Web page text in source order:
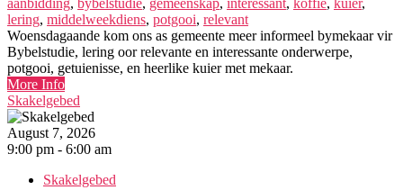
aanbidding, bybelstudie, gemeenskap, interessant, koffie, kuier,
lering, middelweekdiens, potgooi, relevant
Woensdagaande kom ons as gemeente meer informeel bymekaar vir
Bybelstudie, lering oor relevante en interessante onderwerpe,
potgooi, getuienisse, en heerlike kuier met mekaar.
More Info
Skakelgebed
August 7, 2026
9:00 pm - 6:00 am
Skakelgebed